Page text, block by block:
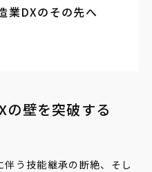
業DXのその先へ
の壁を突破する
う技能継承の断絶、そし